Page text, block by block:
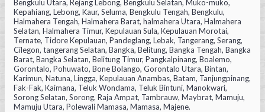
Bengkulu Utara, Rejang Lebong, Bengkulu Selatan, Muko-muko,
Kepahiang, Lebong, Kaur, Seluma, Bengkulu Tengah, Bengkulu,
Halmahera Tengah, Halmahera Barat, halmahera Utara, Halmahera
Selatan, Halmahera Timur, Kepulauan Sula, Kepulauan Morotai,
Ternate, Tidore Kepulauan, Pandeglang, Lebak, Tangerang, Serang,
Cilegon, tangerang Selatan, Bangka, Belitung, Bangka Tengah, Bangka
Barat, Bangka Selatan, Belitung Timur, Pangkalpinang, Boalemo,
Gorontalo, Pohuwato, Bone Bolango, Gorontalo Utara, Bintan,
Karimun, Natuna, Lingga, Kepulauan Anambas, Batam, Tanjungpinang,
Fak-Fak, Kaimana, Teluk Wondama, Teluk Bintuni, Manokwari,
Sorong Selatan, Sorong, Raja Ampat, Tambrauw, Maybrat, Mamuju,
Mamuju Utara, Polewali Mamasa, Mamasa, Majene.